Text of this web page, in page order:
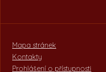
Mapa stránek
Kontakty
Prohlášení o přístupnosti